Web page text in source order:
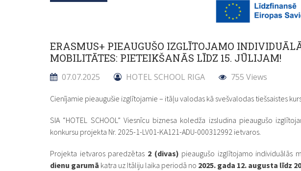
ERASMUS+ PIEAUGUŠO IZGLĪTOJAMO
MOBILITĀTES: PIETEIKŠANĀS LĪDZ 15. JŪLIJAM!
07.07.2025 HOTEL SCHOOL RIGA 755 Views
Cienījamie pieaugušie izglītojamie – itāļu valodas kā svešvalodas tiešsaistes
SIA “HOTEL SCHOOL” Viesnīcu biznesa koledža izsludina pieaugušo
konkursu projekta Nr. 2025-1-LV01-KA121-ADU-000312992 ietvaros.
Projekta ietvaros paredzētas 2 (divas) pieaugušo izglītojamo individuālās
dienu garumā katra uz Itāliju laika periodā no 2025. gada 12. augusta līdz